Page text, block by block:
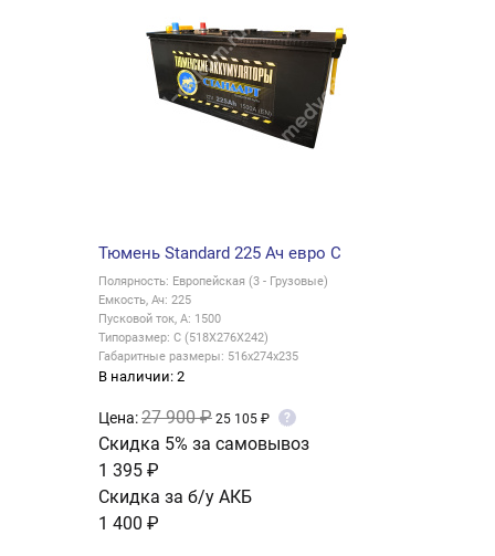
Тюмень Standard 225 Ач евро C
Полярность: Европейская (3 - Грузовые)
Емкость, Ач: 225
Пусковой ток, А: 1500
Типоразмер: C (518X276X242)
Габаритные размеры: 516x274x235
В наличии: 2
Цена:27 900 ₽ 25 105 ₽ ?
Скидка 5% за самовывоз
1 395 ₽
Скидка за б/у АКБ
1 400 ₽